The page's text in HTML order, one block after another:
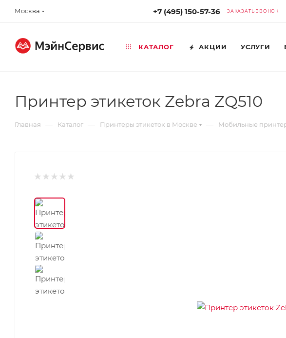
Москва +7 (495) 150-57-36 ЗАКАЗАТЬ ЗВОНОК
КАТАЛОГ АКЦИИ УСЛУГИ
Принтер этикеток Zebra ZQ510
Главная — Каталог — Принтеры этикеток в Москве — Мобильные